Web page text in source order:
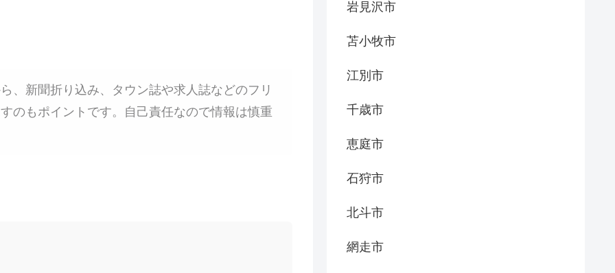
、新聞折り込み、タウン誌や求人誌などのフリ
のもポイントです。自己責任なので情報は慎重
岩見沢市
苫小牧市
江別市
千歳市
恵庭市
石狩市
北斗市
網走市